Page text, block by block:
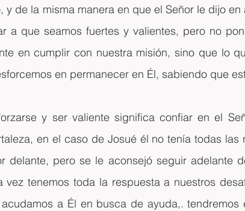
y de la misma manera en que el Señor le dijo
a que seamos fuertes y valientes, pero no
en cumplir con nuestra misión, sino que lo
en permanecer en Él, sabiendo que
y ser valiente significa confiar en el
en el caso de Josué él no tenía todas las
delante, pero se le aconsejó seguir adelante
vez tenemos toda la respuesta a nuestros
a Él en busca de ayuda,. tendremos